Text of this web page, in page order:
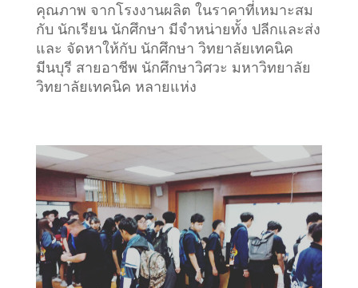
คุณภาพ จากโรงงานผลิต ในราคาที่เหมาะสม
กับ นักเรียน นักศึกษา มีจำหน่ายทั้ง ปลีกและส่ง
และ จัดหาให้กับ นักศึกษา วิทยาลัยเทคนิค
มีนบุรี สายอาชีพ นักศึกษาวิศวะ มหาวิทยาลัย
วิทยาลัยเทคนิค หลายแห่ง